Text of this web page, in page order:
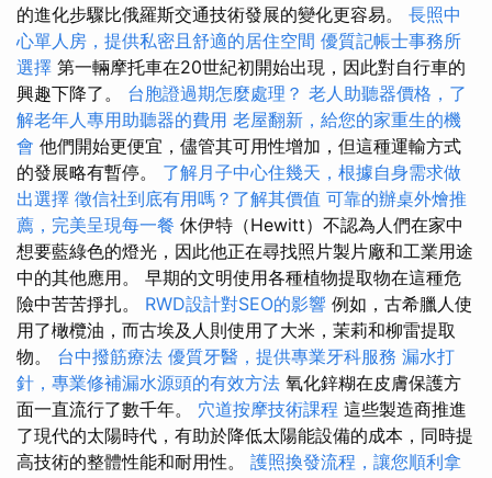
的進化步驟比俄羅斯交通技術發展的變化更容易。 長照中
心單人房，提供私密且舒適的居住空間 優質記帳士事務所
選擇 第一輛摩托車在20世紀初開始出現，因此對自行車的
興趣下降了。 台胞證過期怎麼處理？ 老人助聽器價格，了
解老年人專用助聽器的費用 老屋翻新，給您的家重生的機
會 他們開始更便宜，儘管其可用性增加，但這種運輸方式
的發展略有暫停。 了解月子中心住幾天，根據自身需求做
出選擇 徵信社到底有用嗎？了解其價值 可靠的辦桌外燴推
薦，完美呈現每一餐 休伊特（Hewitt）不認為人們在家中
想要藍綠色的燈光，因此他正在尋找照片製片廠和工業用途
中的其他應用。 早期的文明使用各種植物提取物在這種危
險中苦苦掙扎。 RWD設計對SEO的影響 例如，古希臘人使
用了橄欖油，而古埃及人則使用了大米，茉莉和柳雷提取
物。 台中撥筋療法 優質牙醫，提供專業牙科服務 漏水打
針，專業修補漏水源頭的有效方法 氧化鋅糊在皮膚保護方
面一直流行了數千年。 穴道按摩技術課程 這些製造商推進
了現代的太陽時代，有助於降低太陽能設備的成本，同時提
高技術的整體性能和耐用性。 護照換發流程，讓您順利拿